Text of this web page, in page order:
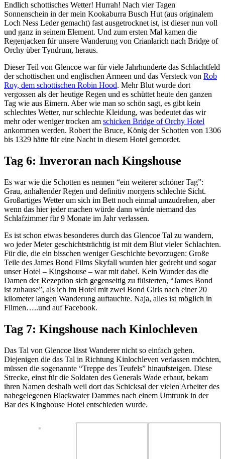
Endlich schottisches Wetter! Hurrah! Nach vier Tagen
Sonnenschein in der mein Kookaburra Busch Hut (aus originalem
Loch Ness Leder gemacht) fast ausgetrocknet ist, ist dieser nun voll
und ganz in seinem Element. Und zum ersten Mal kamen die
Regenjacken für unsere Wanderung von Crianlarich nach Bridge of
Orchy über Tyndrum, heraus.
Dieser Teil von Glencoe war für viele Jahrhunderte das Schlachtfeld
der schottischen und englischen Armeen und das Versteck von Rob
Roy, dem schottischen Robin Hood. Mehr Blut wurde dort
vergossen als der heutige Regen und es schüttet heute den ganzen
Tag wie aus Eimern. Aber wie man so schön sagt, es gibt kein
schlechtes Wetter, nur schlechte Kleidung, was bedeutet das wir
mehr oder weniger trocken am schicken Bridge of Orchy Hotel
ankommen werden. Robert the Bruce, König der Schotten von 1306
bis 1329 hätte für eine Nacht in diesem Hotel gemordet.
Tag 6: Inveroran nach Kingshouse
Es war wie die Schotten es nennen “ein weiterer schöner Tag”:
Grau, anhaltender Regen und definitiv morgens schlechte Sicht.
Großartiges Wetter um sich im Bett noch einmal umzudrehen, aber
wenn das hier jeder machen würde dann würde niemand das
Schlafzimmer für 9 Monate im Jahr verlassen.
Es ist schon etwas besonderes durch das Glencoe Tal zu wandern,
wo jeder Meter geschichtsträchtig ist mit dem Blut vieler Schlachten.
Für die, die ein bisschen weniger Geschichte bevorzugen: Große
Teile des James Bond Films Skyfall wurden hier gedreht und sogar
unser Hotel – Kingshouse – war mit dabei. Kein Wunder das die
Damen der Rezeption sich gegenseitig zu flüsterten, “James Bond
ist zuhause”, als ich im Hotel mit zwei Bond Girls nach einer 20
kilometer langen Wanderung auftauchte. Naja, alles ist möglich in
Filmen…..und auf Facebook.
Tag 7: Kingshouse nach Kinlochleven
Das Tal von Glencoe lässt Wanderer nicht so einfach gehen.
Diejenigen die das Tal in Richtung Kinlochleven verlassen möchten,
müssen die sogenannte “Treppe des Teufels” hinaufsteigen. Diese
Strecke, einst für die Soldaten des Generals Wade erbaut, bekam
ihren Namen deshalb weil dort das Schicksal der vielen Arbeiter des
nahegelegenen Blackwater Dammes nach einem Umtrunk in der
Bar des Kinghouse Hotel entschieden wurde.